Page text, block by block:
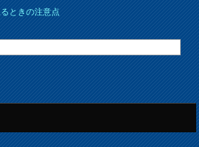
ときの注意点